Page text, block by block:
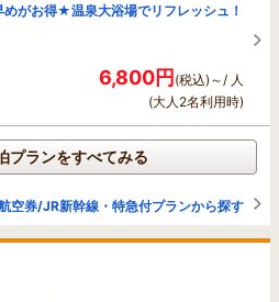
めがお得★温泉大浴場でリフレッシュ！
6,800円(税込)～/ 人
(大人2名利用時)
プランをすべてみる
空券/JR新幹線・特急付プランから探す